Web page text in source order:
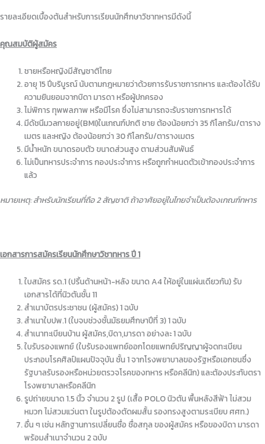
รายละเอียดเบื้องต้นสำหรับการเรียนนักศึกษาวิชาทหารมีดังนี้
คุณสมบัติผู้สมัคร
⁠ชายหรือหญิงมีสัญชาติไทย
⁠อายุ 15 ปีบริบูรณ์ นับตามกฎหมายว่าด้วยการรับราชการทหาร และต้องได้รับ
ความยินยอมจากบิดา มารดา หรือผู้ปกครอง
ไม่พิการ ทุพพลภาพ หรือมีโรค ซึ่งไม่สามารถจะรับราชการทหารได้
มีดัชนีมวลกายอยู่(BMI)ในเกณฑ์ปกติ ชาย ต้องน้อยกว่า 35 กิโลกรัม/ตาราง
เมตร และหญิง ต้องน้อยกว่า 30 กิโลกรัม/ตารางเมตร
มีน้ำหนัก ขนาดรอบตัว ขนาดส่วนสูง ตามส่วนสัมพันธ์
⁠ไม่เป็นทหารประจําการ กองประจําการ หรือถูกกําหนดตัวเข้ากองประจําการ
แล้ว
หมายเหตุ: สำหรับนักเรียนที่ถือ 2 สัญชาติ ถ้าอาศัยอยู่ในไทยจำเป็นต้องเกณฑ์ทหาร
เอกสารการสมัครเรียนนักศึกษาวิชาทหาร ปี 1
ใบสมัคร รด.1 (ปริ้นด้านหน้า-หลัง ขนาด A4 ให้อยู่ในแผ่นเดียวกัน) รับ
เอกสารได้ที่นิวตันชั้น 11
⁠สำเนาบัตรประชาชน (ผู้สมัคร) 1 ฉบับ
สำเนาใบปพ.1 (ใบจบช่วงชั้นมัธยมศึกษาปีที่ 3) 1 ฉบับ
สำเนาทะเบียนบ้าน ผู้สมัคร,บิดา,มารดา อย่างละ 1 ฉบับ
⁠ใบรับรองแพทย์ (ใบรับรองแพทย์ออกโดยแพทย์ปริญญาผู้จดทะเบียน
ประกอบโรคศิลป์แผนปัจจุบัน ชั้น 1 จากโรงพยาบาลของรัฐหรือเอกชนซึ่ง
รัฐบาลรับรองหรือหน่วยตรวจโรคของทหาร หรือคลีนิก) และต้องประทับตรา
โรงพยาบาลหรือคลีนิก
⁠รูปถ่ายขนาด 1.5 นิ้ว จำนวน 2 รูป (เสื้อ POLO นิวตัน พื้นหลังสีฟ้า ไม่สวม
หมวก ไม่สวมแว่นตา ในรูปต้องตัดผมสั้น รองทรงสูงตามระเบียบ ศศท.)
อื่น ๆ เช่น หลักฐานการเปลี่ยนชื่อ ชื่อสกุล ของผู้สมัคร หรือของบิดา มารดา
พร้อมสําเนาจํานวน 2 ฉบับ